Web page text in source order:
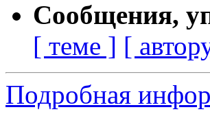
Сообщения,
[ теме ] [
Подробная